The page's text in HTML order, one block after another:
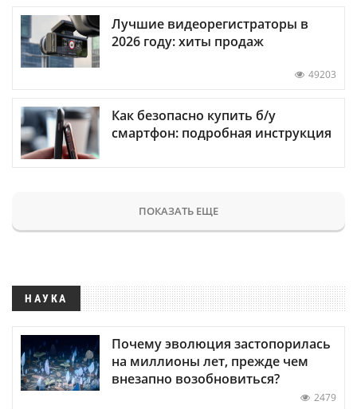
Лучшие видеорегистраторы в
2026 году: хиты продаж
49203
Как безопасно купить б/у
смартфон: подробная инструкция
ПОКАЗАТЬ ЕЩЕ
НАУКА
Почему эволюция застопорилась
на миллионы лет, прежде чем
внезапно возобновиться?
2479